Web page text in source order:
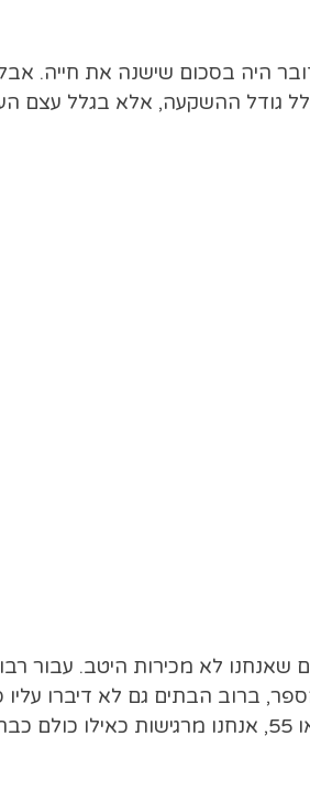
היה בסכום שישנה את חייה.
גודל ההשקעה, אלא בגלל עצם
לא מכירות היטב. עבור
ברוב הבתים גם לא דיברו עליו
האוכל, וכשאנחנו מגיעות אליו בגיל 35, 45 או 55, אנחנו מרגישות